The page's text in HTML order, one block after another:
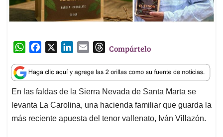
W
a
t
s
A
p
c
e
b
o
o
n
k
e
d
I
a
i
l
T
r
e
a
d
s
Compártelo
En las faldas de la Sierra Nevada de Santa Marta se
levanta La Carolina, una hacienda familiar que guarda la
más reciente apuesta del tenor vallenato, Iván Villazón.